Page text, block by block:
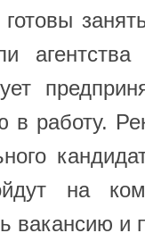
работу.
на
вакансию и